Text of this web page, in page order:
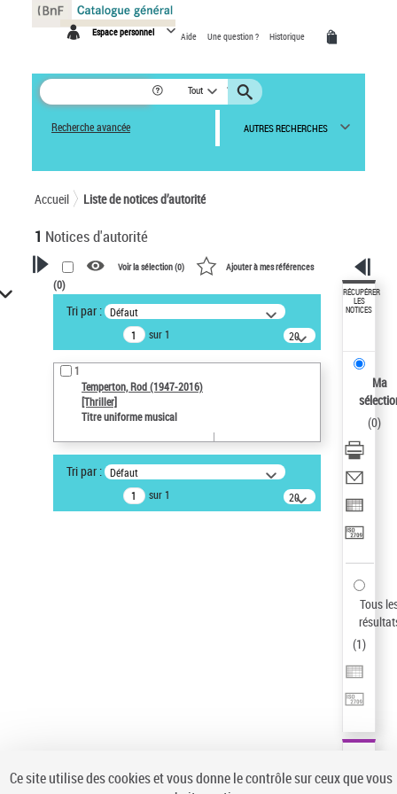
Espace personnel Aide Une question ? Historique
Tout
Recherche avancée AUTRES RECHERCHES
Accueil Liste de notices d’autorité
1 Notices d'autorité
VOTRE RECHERCHE
Recherche avancée dans les
notices d’autorité
Œuvres liées à l'auteur :
Temperton, Rod (1947-2016)
Type de notice d'autorité
Type de notice d'autorité
Voir la sélection (0) Ajouter à mes références
(0)
Tri par : Défaut
sur 1
20
résultats/page
1
Temperton, Rod (1947-2016)
[Thriller]
Titre uniforme musical
Tri par : Défaut
sur 1
20
résultats/page
RÉCUPÉRER
LES
NOTICES
Ma
(0)
Tous
(1)
Panneau de gestion des cookies
Ce site utilise des cookies et vous donne le contrôle sur ceux que vous